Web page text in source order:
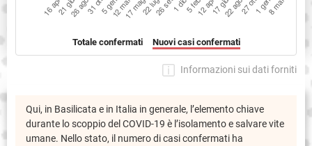
Totale confermati Nuovi casi confermati
Informazioni sui dati forniti
Qui, in Basilicata e in Italia in generale, l’elemento chiave
durante lo scoppio del COVID-19 è l’isolamento e salvare vite
umane. Nello stato, il numero di casi confermati ha